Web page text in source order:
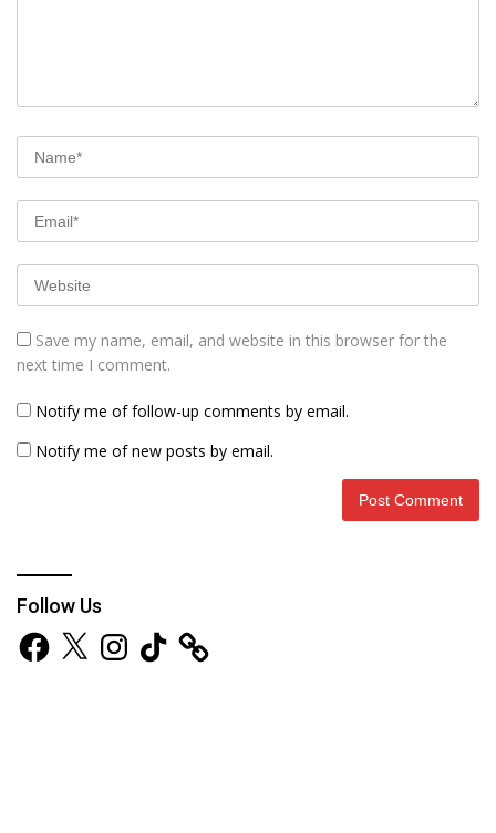
Save my name, email, and website in this browser for the
next time I comment.
Notify me of follow-up comments by email.
Notify me of new posts by email.
Follow Us
Facebook
X Instagram
TikTok